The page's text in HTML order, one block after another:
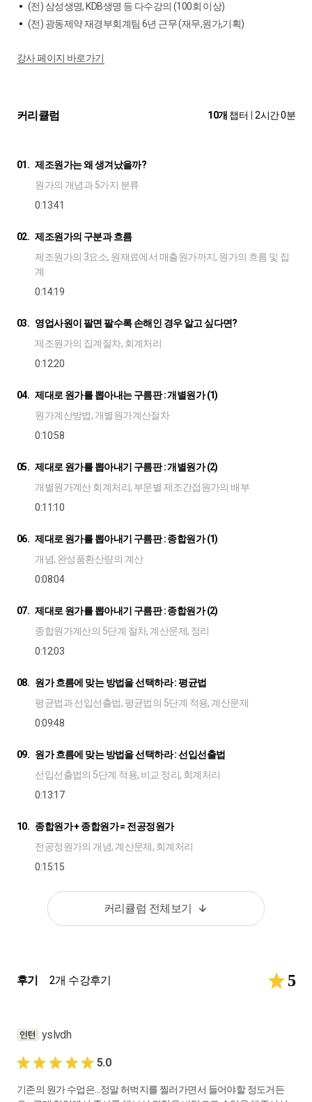
(전) 삼성생명, KDB생명 등 다수강의 (100회 이상)
(전) 광동제약 재경부회계팀 6년 근무 (재무,원가,기획)
강사 페이지 바로가기
커리큘럼 10개 챕터 2시간 0분
01. 제조원가는 왜 생겨났을까?
원가의 개념과 5가지 분류
0:13:41
02. 제조원가의 구분과 흐름
제조원가의 3요소, 원재료에서 매출원가까지, 원가의 흐름 및 집
계
0:14:19
03. 영업사원이 팔면 팔수록 손해인 경우 알고 싶다면?
제조원가의 집계절차, 회계처리
0:12:20
04. 제대로 원가를 뽑아내는 구름판 : 개별원가 (1)
원가계산방법, 개별원가계산절차
0:10:58
05. 제대로 원가를 뽑아내기 구름판 : 개별원가 (2)
개별원가계산 회계처리, 부문별 제조간접원가의 배부
0:11:10
06. 제대로 원가를 뽑아내기 구름판 : 종합원가 (1)
개념, 완성품환산량의 계산
0:08:04
07. 제대로 원가를 뽑아내기 구름판 : 종합원가 (2)
종합원가계산의 5단계 절차, 계산문제, 정리
0:12:03
08. 원가 흐름에 맞는 방법을 선택하라 : 평균법
평균법과 선입선출법, 평균법의 5단계 적용, 계산문제
0:09:48
09. 원가 흐름에 맞는 방법을 선택하라 : 선입선출법
선입선출법의 5단계 적용, 비교 정리, 회계처리
0:13:17
10. 종합원가 + 종합원가 = 전공정원가
전공정원가의 개념, 계산문제, 회계처리
0:15:15
커리큘럼 전체보기
후기 2개 수강후기 5
yslvdh
5.0
기존의 원가 수업은...정말 허벅지를 찔러가면서 들어야할 정도거든